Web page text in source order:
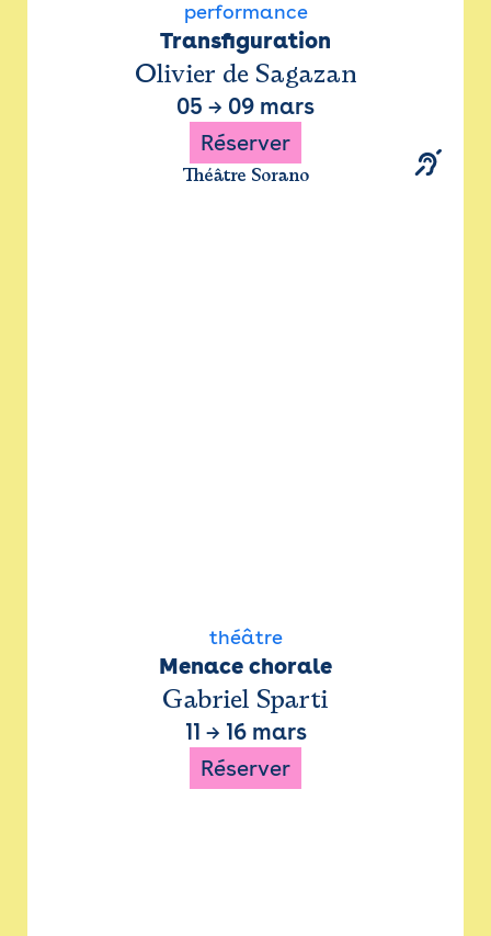
performance
Transfiguration
Olivier de Sagazan
05 → 09 mars
Réserver
Théâtre Sorano
théâtre
Menace chorale
Gabriel Sparti
11 → 16 mars
Réserver